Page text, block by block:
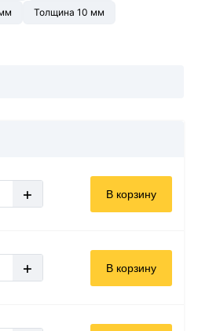
Толщина 10 мм
+ В корзину
+ В корзину